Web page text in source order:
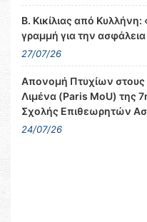
Β. Κικίλιας από
γραμμή για την
27/07/26
Απονομή Πτυχίων στους
Λιμένα (Paris MoU) της
Σχολής Επιθεωρητών
24/07/26